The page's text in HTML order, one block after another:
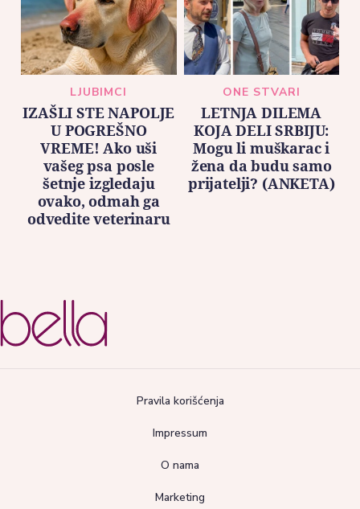
LJUBIMCI
IZAŠLI STE NAPOLJE
U POGREŠNO
VREME! Ako uši
vašeg psa posle
šetnje izgledaju
ovako, odmah ga
odvedite veterinaru
ONE STVARI
LETNJA DILEMA
KOJA DELI SRBIJU:
Mogu li muškarac i
žena da budu samo
prijatelji? (ANKETA)
Pravila korišćenja
Impressum
O nama
Marketing